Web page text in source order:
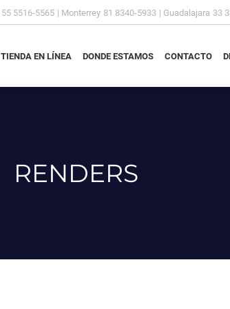
55 5516-5565 | Monterrey 81 8340-5933 | Guadalajara 33
TIENDA EN LÍNEA DONDE ESTAMOS CONTACTO
RENDERS